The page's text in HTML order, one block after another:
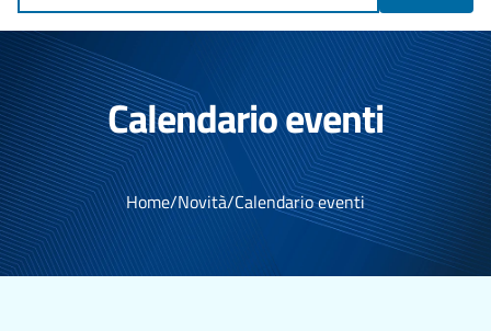
Calendario eventi
Home/Novità/Calendario eventi